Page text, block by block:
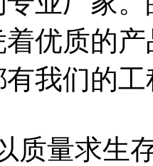
优质的
我们的
质量求生